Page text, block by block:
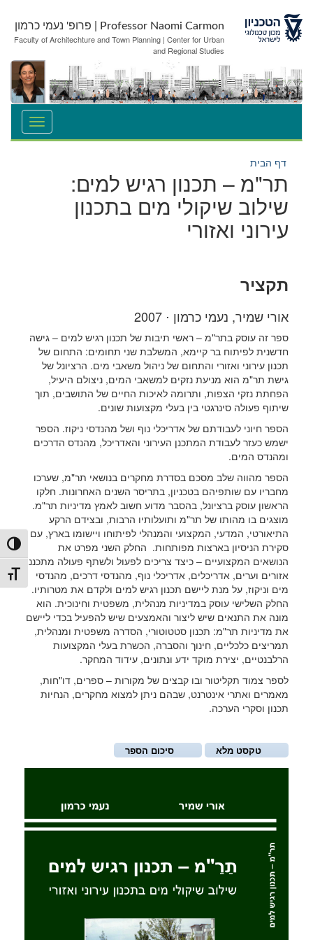
לתוכן
לניווט
מתג
Professor Naomi Carmon | פרופ' נעמי כרמון
Faculty of Architechture and Town Planning | Center for Urban
and Regional Studies
דף הבית
תר"מ – תכנון רגיש למים:
שילוב שיקולי מים בתכנון
עירוני ואזורי
תקציר
אורי שמיר, נעמי כרמון ⋅ 2007
ספר זה עוסק בתר"מ – ראשי תיבות של תכנון רגיש למים – גישה
חדשנית לפיתוח בר קיימא, המשלבת שני תחומים: התחום של
תכנון עירוני ואזורי והתחום של ניהול משאבי מים. הרציונל של
גישת תר"מ הוא מניעת נזקים למשאבי המים, ניצולם היעיל,
הפחתת נזקי הצפות, ותרומה לאיכות החיים של התושבים, תוך
שיתוף פעולה סינרגטי בין בעלי מקצועות שונים.
הספר חיוני לעבודתם של אדריכלי נוף ושל מהנדסי ניקוז. הספר
ישמש כעזר לעבודת המתכנן העירוני והאדריכל, מהנדס הדרכים
ומהנדס המים.
הספר מהווה שלב מסכם בסדרת מחקרים בנושאי תר"מ, שערכו
מחבריו עם שותפיהם בטכניון, בתריסר השנים האחרונות. חלקו
הראשון עוסק ברציונל, בהסבר מדוע חשוב לאמץ מדיניות תר"מ.
מוצגים בו מהותו של תר"מ ותועלותיו הרבות, ובצידם הרקע
התיאורטי, המדעי, המקצועי והמנהלי לפיתוחו ויישומו בארץ, עם
סקירת הניסיון בארצות מפותחות. החלק השני מפרט את
הנושאים המקצועיים – כיצד צריכים לפעול ולשתף פעולה מתכנני
אזורים וערים, אדריכלים, אדריכלי נוף, מהנדסי דרכים, מהנדסי
מים וניקוז, על מנת ליישם תכנון רגיש למים ולקדם את מטרותיו.
החלק השלישי עוסק במדיניות מנהלית, משפטית וחינוכית. הוא
מונה את התנאים שיש ליצור והאמצעים שיש להפעיל בכדי ליישם
את מדיניות תר"מ: תכנון סטטוטורי, הסדרה משפטית ומנהלית,
תמריצים כלכליים, חינוך והסברה, הכשרת בעלי המקצועות
הרלבנטיים, יצירת מוקד ידע ונתונים, עידוד המחקר.
לספר צמוד תקליטור ובו קבצים של מקורות – ספרים, דו"חות,
מאמרים ואתרי אינטרנט, שבהם ניתן למצוא מחקרים, הנחיות
תכנון וסקרי הערכה.
טקסט מלא סיכום הספר